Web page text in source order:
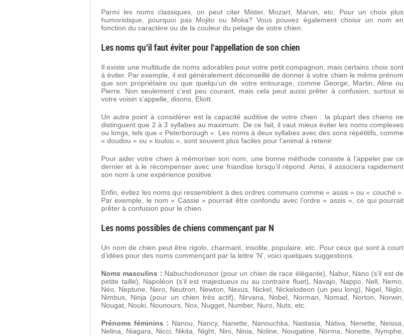
Parmi les noms classiques, on peut citer Mister, Mozart, Marvin, etc. Pour un choix plus
humoristique, pourquoi pas Mojito ou Moka? Vous pouvez également choisir un nom en
fonction du caractère ou de la couleur du pelage de votre chien.
Les noms qu’il faut éviter pour l’appellation de son chien
Il existe une multitude de noms adorables pour votre petit compagnon, mais certains choix sont
à éviter. Par exemple, il est généralement déconseillé de donner à votre chien le même prénom
que son propriétaire ou que quelqu’un de votre entourage, comme George, Martin, Aline ou
Pierre. Non seulement c’est peu courant, mais cela peut aussi prêter à confusion, surtout si
votre voisin s’appelle, disons, Eliott.
Un autre point à considérer est la capacité auditive de votre chien : la plupart des chiens ne
distinguent que 2 à 3 syllabes au maximum. De ce fait, il vaut mieux éviter les noms complexes
ou longs, tels que « Peterborough ». Les noms à deux syllabes avec des sons répétitifs, comme
« doudou » ou « loulou », sont souvent plus faciles pour l’animal à retenir.
Pour aider votre chien à mémoriser son nom, une bonne méthode consiste à l’appeler par ce
dernier et à le récompenser avec une friandise lorsqu’il répond. Ainsi, il associera rapidement
son nom à une expérience positive.
Enfin, évitez les noms qui ressemblent à des ordres communs comme « assis » ou « couché ».
Par exemple, le nom « Cassie » pourrait être confondu avec l’ordre « assis », ce qui pourrait
prêter à confusion pour le chien.
Les noms possibles de chiens commençant par N
Un nom de chien peut être rigolo, charmant, insolite, populaire, etc. Pour ceux qui sont à court
d’idées pour des noms commençant par la lettre ‘N’, voici quelques suggestions.
Noms masculins : Nabuchodonosor (pour un chien de race élégante), Nabur, Nano (s’il est de
petite taille), Napoléon (s’il est majestueux ou au contraire fluet), Navajo, Nappo, Nell, Nemo,
Néo, Neptune, Nero, Neutron, Newton, Nexus, Nickel, Nickelodeon (un peu long), Nigel, Niglo,
Nimbus, Ninja (pour un chien très actif), Nirvana, Nobel, Norman, Nomad, Norton, Norwin,
Nougat, Nouki, Nounours, Nox, Nugget, Number, Nuro, Nuts, etc.
Prénoms féminins : Nanou, Nancy, Nanette, Nanouchka, Nastasia, Nativa, Nenette, Neissa,
Nelina, Niagara, Nicci, Nikita, Night, Nini, Ninia, Noline, Nougatine, Norma, Nonette, Nymphe,